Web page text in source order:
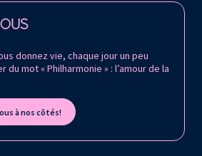
donnez vie, chaque jour un peu
du mot « Philharmonie » : l’amour de la
à nos côtés!
de Paris sur